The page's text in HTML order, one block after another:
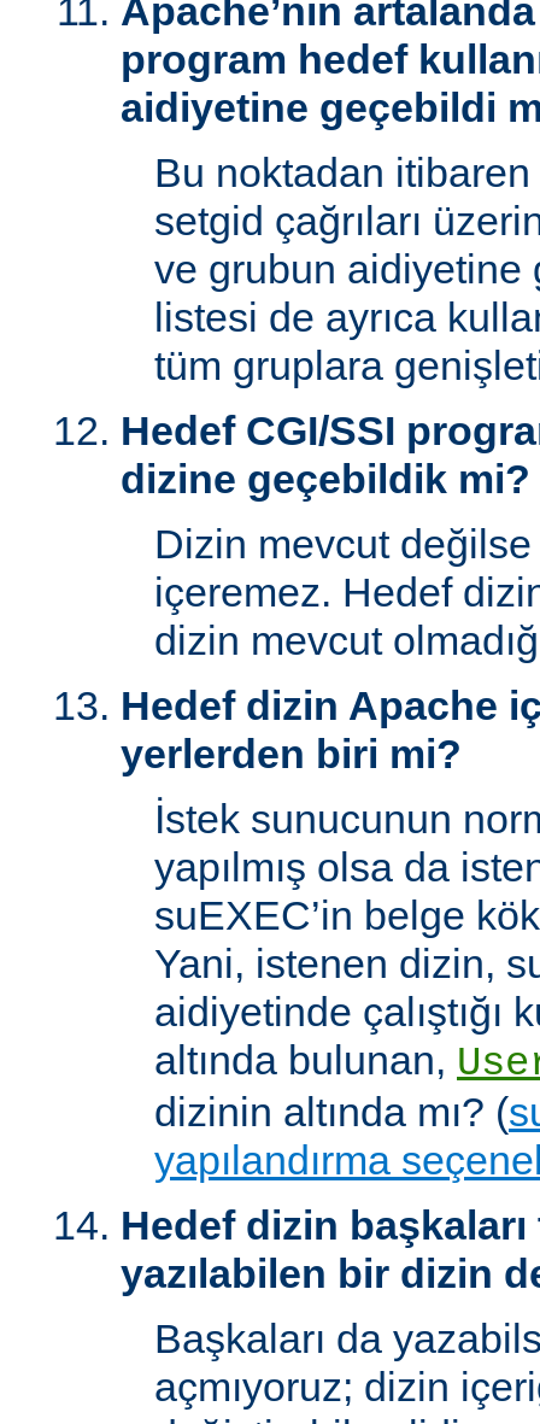
Apache’nin artalanda
program hedef
aidiyetine geçebildi
Bu noktadan
setgid çağrıları
ve grubun aidiyetine
listesi de ayrıca
tüm gruplara
Hedef CGI/SSI
dizine geçebildik mi?
Dizin mevcut değilse
içeremez. Hedef
dizin mevcut
Hedef dizin Apache
yerlerden biri mi?
İstek sunucunun
yapılmış olsa da
suEXEC’in belge
Yani, istenen dizin,
aidiyetinde çalıştığı
altında bulunan,
dizinin altında mı? (
yapılandırma
Hedef dizin başkaları
yazılabilen bir dizin
Başkaları da
açmıyoruz; dizin